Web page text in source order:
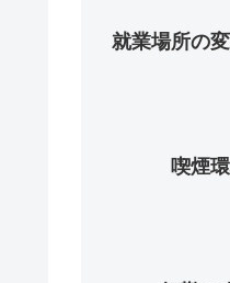
就業場所の
喫煙